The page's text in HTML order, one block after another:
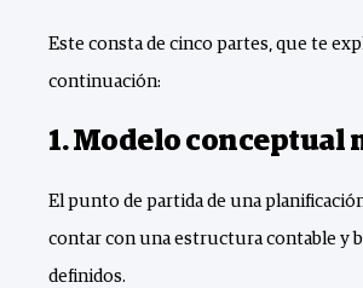
Este consta de cinco partes, que te
continuación:
1. Modelo conceptual
El punto de partida de una
contar con una estructura contable y
definidos.